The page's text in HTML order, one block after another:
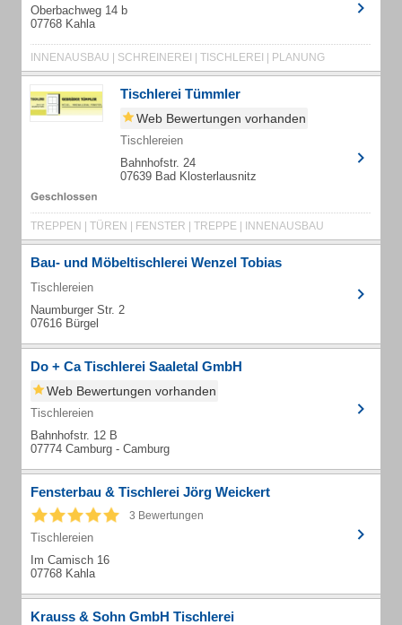
Oberbachweg 14 b
07768 Kahla
INNENAUSBAU | SCHREINEREI | TISCHLEREI | PLANUNG
Tischlerei Tümmler
Web Bewertungen vorhanden
Tischlereien
Bahnhofstr. 24
07639 Bad Klosterlausnitz
TREPPEN | TÜREN | FENSTER | TREPPE | INNENAUSBAU
Bau- und Möbeltischlerei Wenzel Tobias
Tischlereien
Naumburger Str. 2
07616 Bürgel
Do + Ca Tischlerei Saaletal GmbH
Web Bewertungen vorhanden
Tischlereien
Bahnhofstr. 12 B
07774 Camburg - Camburg
Fensterbau & Tischlerei Jörg Weickert
3 Bewertungen
Tischlereien
Im Camisch 16
07768 Kahla
Krauss & Sohn GmbH Tischlerei